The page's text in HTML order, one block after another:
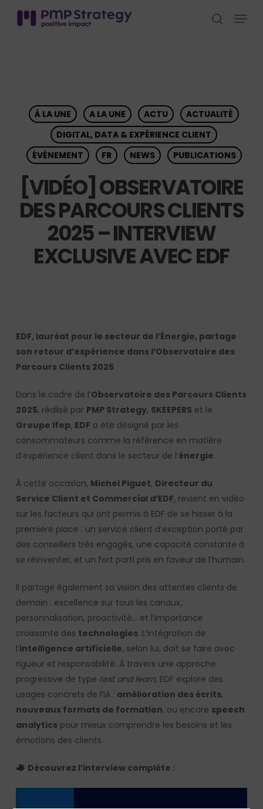
search
Menu
À LA UNE A LA UNE ACTU
ACTUALITÉ
DIGITAL, DATA & EXPÉRIENCE CLIENT
ÉVÈNEMENT
FR NEWS PUBLICATIONS
[VIDÉO] OBSERVATOIRE
DES PARCOURS CLIENTS
2025 – INTERVIEW
EXCLUSIVE AVEC EDF
EDF, lauréat pour le secteur de l’Énergie, partage
son retour d’expérience dans l’Observatoire des
Parcours Clients 2025
Dans le cadre de l’Observatoire des Parcours Clients
2025, réalisé par PMP Strategy, SKEEPERS et le
Groupe Ifop, EDF a été désigné par les
consommateurs comme la référence en matière
d’expérience client dans le secteur de l’énergie.
À cette occasion, Michel Piguet, Directeur du
Service Client et Commercial d’EDF, revient en vidéo
sur les facteurs qui ont permis à EDF de se hisser à la
première place : un service client d’exception porté par
des conseillers très engagés, une capacité constante à
se réinventer, et un fort parti pris en faveur de l’humain.
Il partage également sa vision des attentes clients de
demain : excellence sur tous les canaux,
personnalisation, proactivité… et l’importance
croissante des technologies. L’intégration de
l’intelligence artificielle, selon lui, doit se faire avec
rigueur et responsabilité. À travers une approche
progressive de type test and learn, EDF explore des
usages concrets de l’IA : amélioration des écrits,
nouveaux formats de formation, ou encore speech
analytics pour mieux comprendre les besoins et les
émotions des clients.
Découvrez l’interview complète :